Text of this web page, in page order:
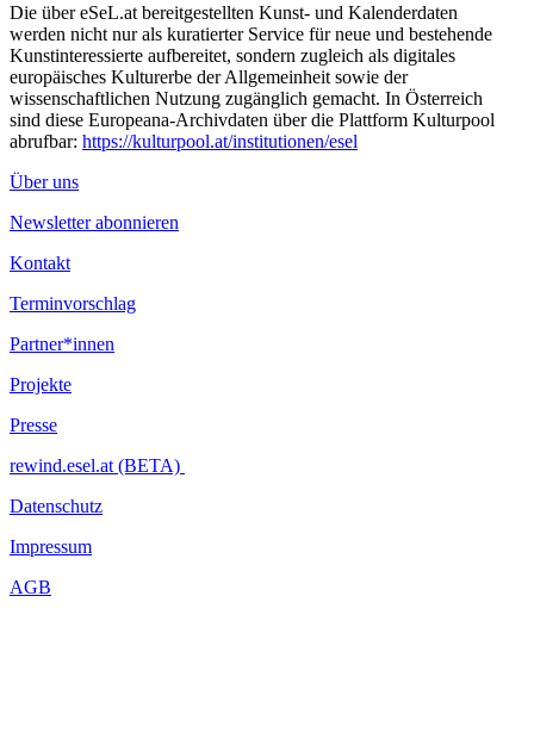
Die über eSeL.at bereitgestellten Kunst- und Kalenderdaten
werden nicht nur als kuratierter Service für neue und bestehende
Kunstinteressierte aufbereitet, sondern zugleich als digitales
europäisches Kulturerbe der Allgemeinheit sowie der
wissenschaftlichen Nutzung zugänglich gemacht. In Österreich
sind diese Europeana-Archivdaten über die Plattform Kulturpool
abrufbar: https://kulturpool.at/institutionen/esel
Über uns
Newsletter abonnieren
Kontakt
Terminvorschlag
Partner*innen
Projekte
Presse
rewind.esel.at (BETA)
Datenschutz
Impressum
AGB